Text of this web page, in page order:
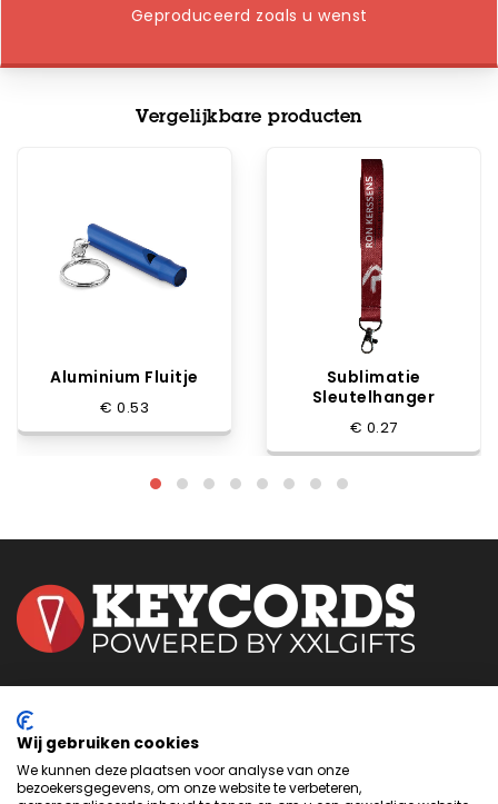
Wij gebruiken cookies
We kunnen deze plaatsen voor analyse van onze
bezoekersgegevens, om onze website te verbeteren,
Geproduceerd zoals u wenst
Vergelijkbare producten
Aluminium Fluitje
€ 0.53
Sublimatie
Sleutelhanger
€ 0.27
Neemcontactmet ons op om te zien hoe we je kunnen
helpen bij het maken van het perfecte product voor jouw
volgende evenement of project.